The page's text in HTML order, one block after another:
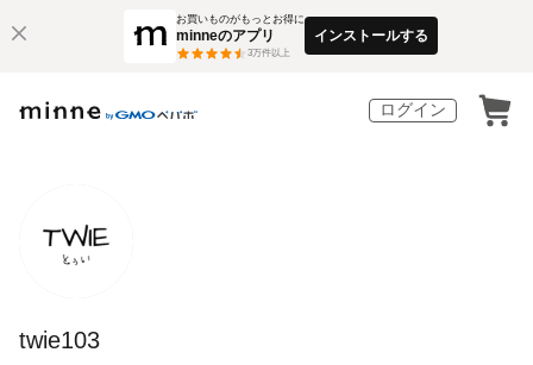
お買いものがもっとお得に
minneのアプリ
3万件以上
インストールする
ログイン
twie103